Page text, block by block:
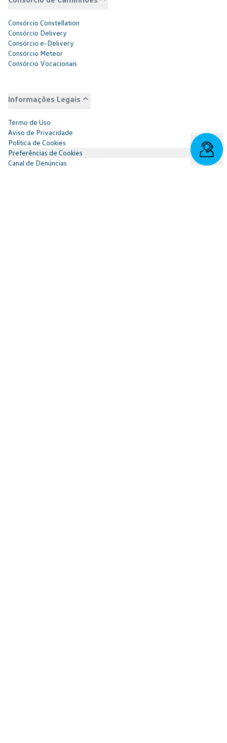
Consórcio Constellation
Consórcio Delivery
Consórcio e-Delivery
Consórcio Meteor
Consórcio Vocacionais
Informações Legais
Termo de Uso
Aviso de Privacidade
Política de Cookies
Preferências de Cookies
Canal de Denúncias